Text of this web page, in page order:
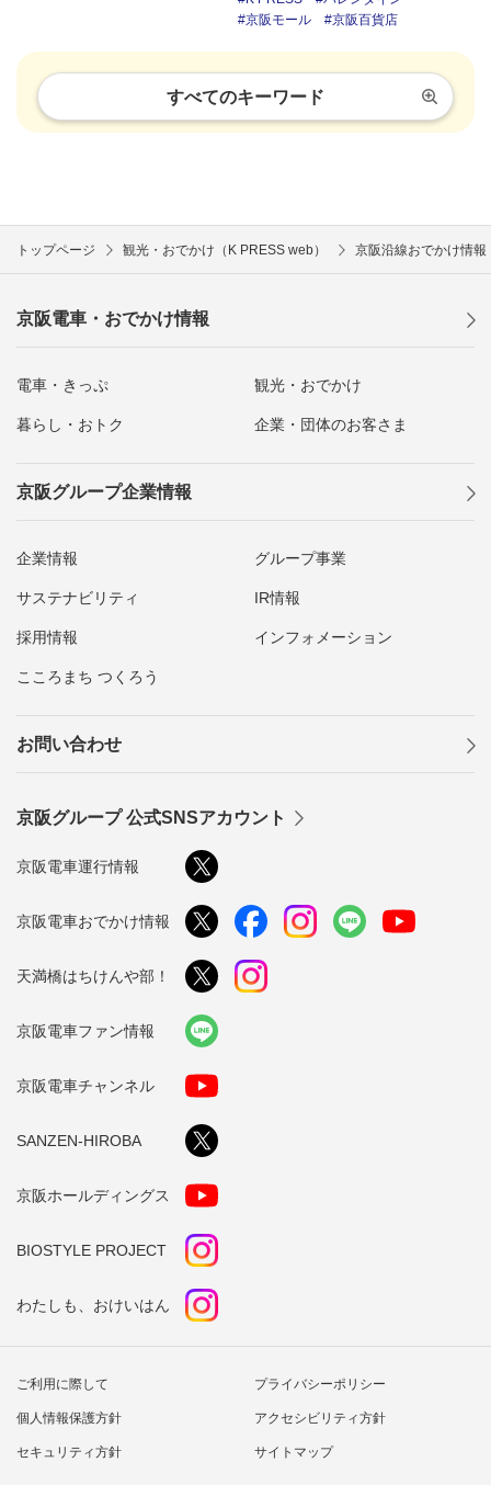
京阪モール
京阪百貨店
すべてのキーワード
トップページ 観光・おでかけ（K PRESS web） 京阪沿線おでかけ情報
京阪電車・おでかけ情報
電車・きっぷ 観光・おでかけ
暮らし・おトク 企業・団体のお客さま
京阪グループ企業情報
企業情報 グループ事業
サステナビリティ IR情報
採用情報 インフォメーション
こころまち つくろう
お問い合わせ
京阪グループ 公式SNSアカウント
京阪電車運行情報
京阪電車おでかけ情報
天満橋はちけんや部！
京阪電車ファン情報
京阪電車チャンネル
SANZEN-HIROBA
京阪ホールディングス
BIOSTYLE PROJECT
わたしも、おけいはん
ご利用に際して プライバシーポリシー
個人情報保護方針 アクセシビリティ方針
セキュリティ方針 サイトマップ